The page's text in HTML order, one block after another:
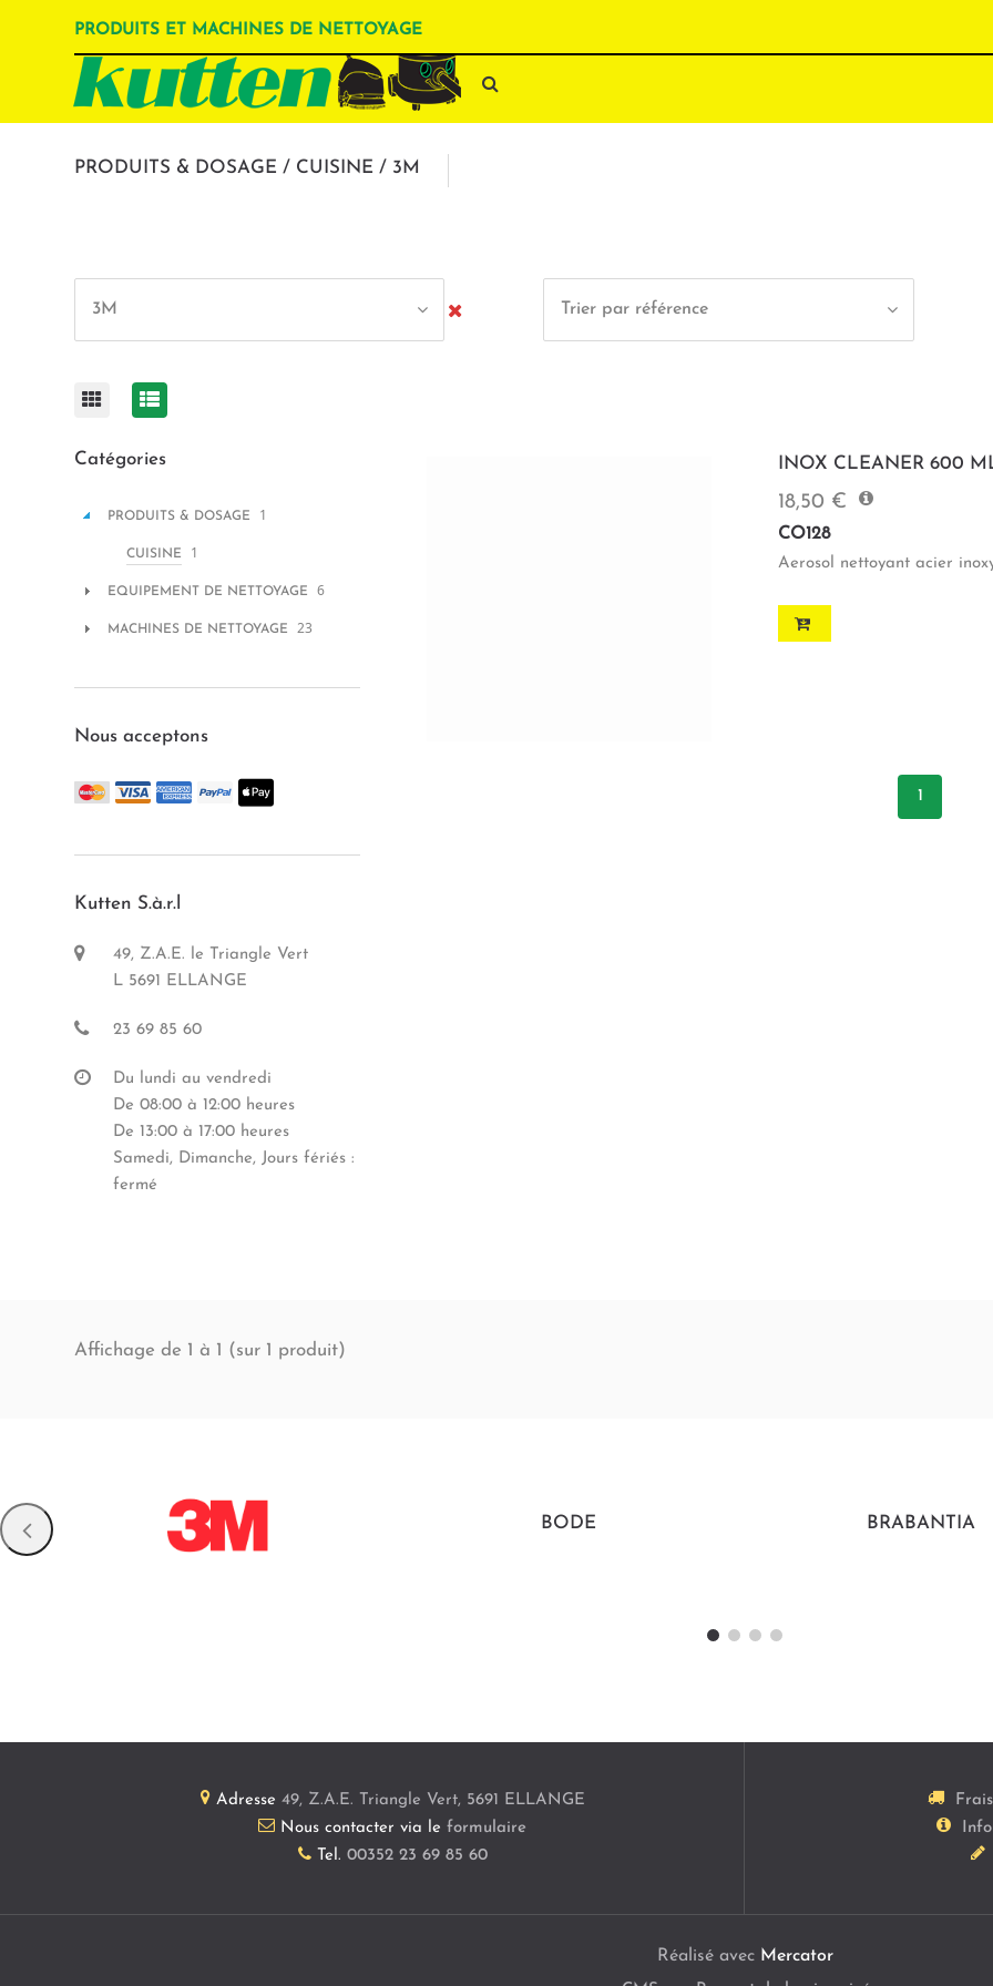
PRODUITS ET MACHINES DE NETTOYAGE
PRODUITS & DOSAGE / CUISINE / 3M
3M Trier par référence
INOX CLEANER 600
18,50 €
CO128
Aerosol nettoyant acier
1
Catégories
PRODUITS & DOSAGE 1
CUISINE 1
EQUIPEMENT DE NETTOYAGE 6
MACHINES DE NETTOYAGE 23
Nous acceptons
Kutten S.à.r.l
49, Z.A.E. le Triangle Vert
L 5691 ELLANGE
23 69 85 60
Du lundi au vendredi
De 08:00 à 12:00 heures
De 13:00 à 17:00 heures
Samedi, Dimanche, Jours fériés :
fermé
Affichage de 1 à 1 (sur 1 produit)
BODE BRABANTIA
Adresse 49, Z.A.E. Triangle Vert, 5691
ELLANGE
Nous contacter via le formulaire
Tel. 00352 23 69 85 60
Réalisé avec Mercator